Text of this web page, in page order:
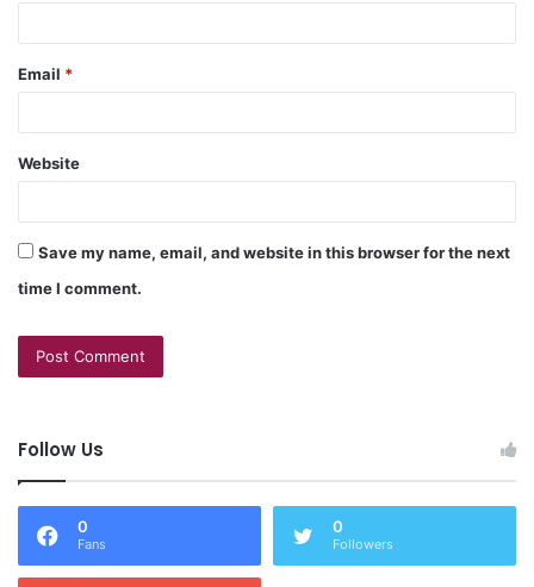
Email *
Website
Save my name, email, and website in this browser for the next
time I comment.
Follow Us
0
Fans
0
Followers